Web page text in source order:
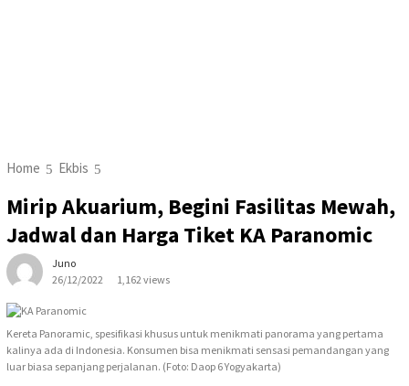
Home Ekbis
Mirip Akuarium, Begini Fasilitas Mewah,
Jadwal dan Harga Tiket KA Paranomic
Juno
26/12/2022
1,162 views
Kereta Panoramic, spesifikasi khusus untuk menikmati panorama yang pertama
kalinya ada di Indonesia. Konsumen bisa menikmati sensasi pemandangan yang
luar biasa sepanjang perjalanan. (Foto: Daop 6 Yogyakarta)